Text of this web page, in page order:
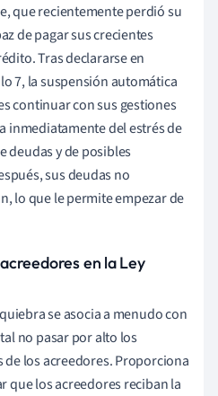
que recientemente perdió su
de pagar sus crecientes
Tras declararse en
7, la suspensión automática
continuar con sus gestiones
inmediatamente del estrés de
deudas y de posibles
sus deudas no
lo que le permite empezar de
en la Ley
se asocia a menudo con
no pasar por alto los
los acreedores. Proporciona
que los acreedores reciban la